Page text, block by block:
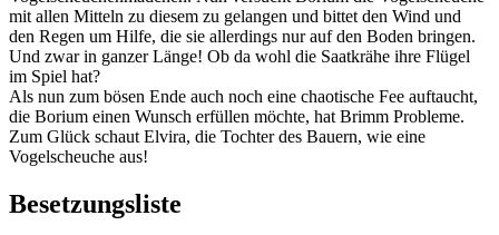
mit allen Mitteln zu diesem zu gelangen und bittet den Wind und
den Regen um Hilfe, die sie allerdings nur auf den Boden bringen.
Und zwar in ganzer Länge! Ob da wohl die Saatkrähe ihre Flügel
im Spiel hat?
Als nun zum bösen Ende auch noch eine chaotische Fee auftaucht,
die Borium einen Wunsch erfüllen möchte, hat Brimm Probleme.
Zum Glück schaut Elvira, die Tochter des Bauern, wie eine
Vogelscheuche aus!
Besetzungsliste